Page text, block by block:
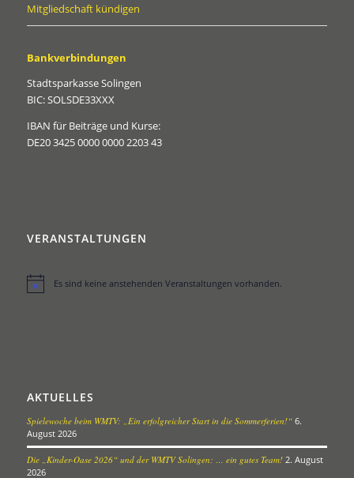
Mitgliedschaft kündigen
Bankverbindungen
Stadtsparkasse Solingen
BIC: SOLSDE33XXX
IBAN für Beiträge und Kurse:
DE20 3425 0000 0000 2203 43
VERANSTALTUNGEN
HinweisEs sind keine anstehenden Veranstaltungen vorhanden.
AKTUELLES
Spielewoche beim WMTV: „Ein erfolgreicher Start in die Sommerferien!“ 6.
August 2026
Die „Kinder-Oase 2026“ und der WMTV Solingen: … ein gutes Team! 2. August
2026